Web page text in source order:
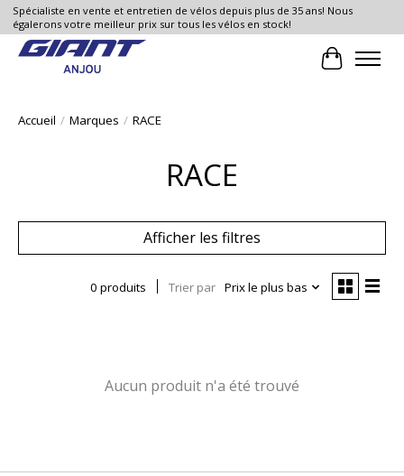
Spécialiste en vente et entretien de vélos depuis plus de 35 ans! Nous
égalerons votre meilleur prix sur tous les vélos en stock!
Panier
Accueil / Marques / RACE
RACE
Afficher les filtres
0 produits Trier par Prix le plus bas
Aucun produit n'a été trouvé